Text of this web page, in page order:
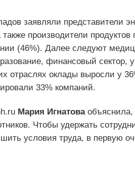
заявляли представители
производители продуктов
(46%). Далее следуют
финансовый сектор,
отраслях оклады выросли у
33% компаний.
Мария Игнатоваобъяснила,
Чтобы удержать
условия труда, в первую